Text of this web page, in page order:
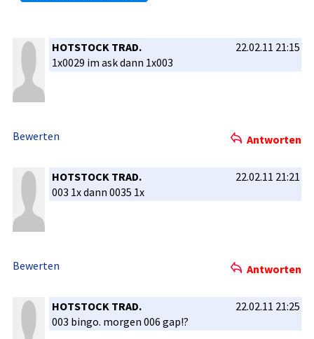
HOTSTOCK TRAD.
22.02.11 21:15
1x0029 im ask dann 1x003
Bewerten Antworten
HOTSTOCK TRAD.
22.02.11 21:21
003 1x dann 0035 1x
Bewerten Antworten
HOTSTOCK TRAD.
22.02.11 21:25
003 bingo. morgen 006 gap!?